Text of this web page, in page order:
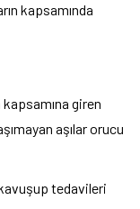
kapsamında
giren
aşılar orucu
tedavileri